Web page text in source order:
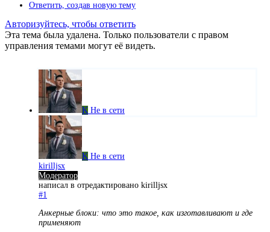
Ответить, создав новую тему
Авторизуйтесь, чтобы ответить
Эта тема была удалена. Только пользователи с правом
управления темами могут её видеть.
K Не в сети
K Не в сети
kirilljsx
Модератор
написал в отредактировано kirilljsx
#1
Анкерные блоки: что это такое, как изготавливают и где
применяют